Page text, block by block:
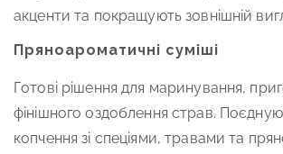
акценти та покращують зовнішній
Пряноароматичні суміші
Готові рішення для маринування,
фінішного оздоблення страв.
копчення зі спеціями, травами та